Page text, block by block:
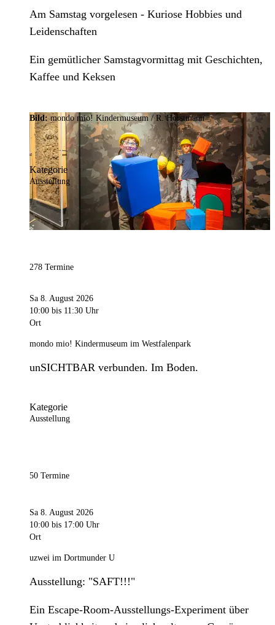
Am Samstag vorgelesen - Kuriose Hobbies und
Leidenschaften
Ein gemütlicher Samstagvormittag mit Geschichten,
Kaffee und Keksen
Bild:mondo mio! Kindermuseum / R. Horstmann
Kategorie
Ausstellung
278 Termine
Sa 8. August 2026
10:00 bis 11:30 Uhr
Ort
mondo mio! Kindermuseum im Westfalenpark
unSICHTBAR verbunden. Im Boden.
Kategorie
Ausstellung
50 Termine
Sa 8. August 2026
10:00 bis 17:00 Uhr
Ort
uzwei im Dortmunder U
Ausstellung: "SAFT!!!"
Ein Escape-Room-Ausstellungs-Experiment über